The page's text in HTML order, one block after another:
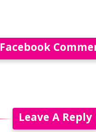
Facebook
Leave A Reply